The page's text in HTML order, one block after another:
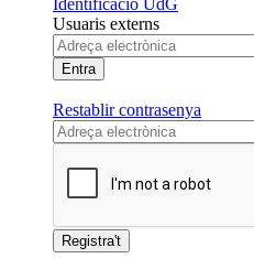
Usuaris externs
Restablir contrasenya